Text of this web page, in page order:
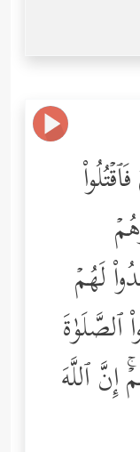
لَهُمۡ
ٱلصَّلَوٰةَ
إِنَّ ٱللَّهَ